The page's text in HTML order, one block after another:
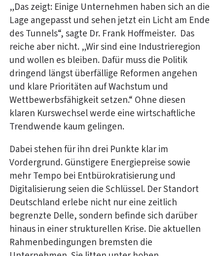
„Das zeigt: Einige Unternehmen haben sich an die
Lage angepasst und sehen jetzt ein Licht am Ende
des Tunnels“, sagte Dr. Frank Hoffmeister. Das
reiche aber nicht. „Wir sind eine Industrieregion
und wollen es bleiben. Dafür muss die Politik
dringend längst überfällige Reformen angehen
und klare Prioritäten auf Wachstum und
Wettbewerbsfähigkeit setzen.“ Ohne diesen
klaren Kurswechsel werde eine wirtschaftliche
Trendwende kaum gelingen.
Dabei stehen für ihn drei Punkte klar im
Vordergrund. Günstigere Energiepreise sowie
mehr Tempo bei Entbürokratisierung und
Digitalisierung seien die Schlüssel. Der Standort
Deutschland erlebe nicht nur eine zeitlich
begrenzte Delle, sondern befinde sich darüber
hinaus in einer strukturellen Krise. Die aktuellen
Rahmenbedingungen bremsten die